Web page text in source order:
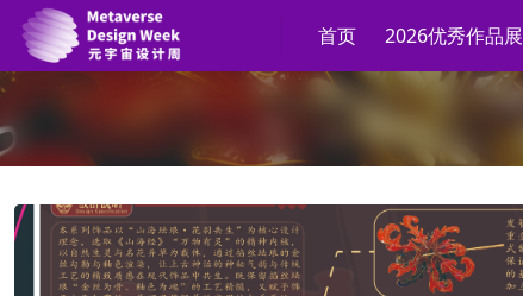
首页 2026优秀作品展